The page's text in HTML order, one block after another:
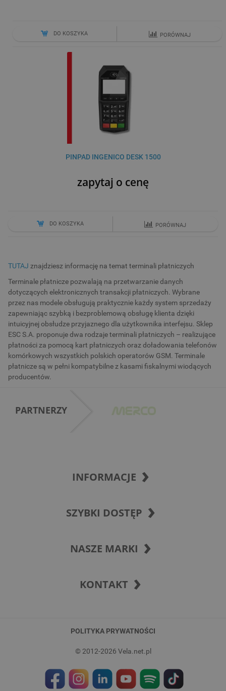
DO KOSZYKA PORÓWNAJ
PINPAD INGENICO DESK 1500
zapytaj o cenę
DO KOSZYKA PORÓWNAJ
TUTAJ znajdziesz informację na temat terminali płatniczych
Terminale płatnicze pozwalają na przetwarzanie danych
dotyczących elektronicznych transakcji płatniczych. Wybrane
przez nas modele obsługują praktycznie każdy system sprzedaży
zapewniając szybką i bezproblemową obsługę klienta dzięki
intuicyjnej obsłudze przyjaznego dla użytkownika interfejsu. Sklep
ESC S.A. proponuje dwa rodzaje terminali płatniczych – realizujące
płatności za pomocą kart płatniczych oraz doładowania telefonów
komórkowych wszystkich polskich operatorów GSM. Terminale
płatnicze są w pełni kompatybilne z kasami fiskalnymi wiodących
producentów.
PARTNERZY
INFORMACJE
SZYBKI DOSTĘP
NASZE MARKI
KONTAKT
POLITYKA PRYWATNOŚCI
© 2012-2026 Vela.net.pl